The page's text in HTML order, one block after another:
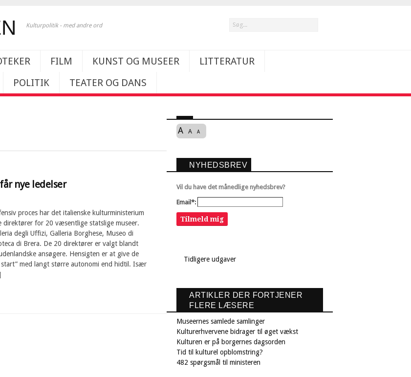
Kulturpolitik - med andre ord
FILM KUNST OG MUSEER
LITTERATUR
POLITIK TEATER OG DANS
nye ledelser
proces har det italienske kulturministerium
for 20 væsentlige statslige museer.
degli Uffizi, Galleria Borghese, Museo di
di Brera. De 20 direktører er valgt blandt
ansøgere. Hensigten er at give de
start” med langt større autonomi end hidtil. Især
A A A
NYHEDSBREV
Vil du have det månedlige nyhedsbrev?
Email*:
Tilmeld mig
Tidligere udgaver
ARTIKLER DER FORTJENER
FLERE LÆSERE
Museernes samlede samlinger
Kulturerhvervene bidrager til øget vækst
Kulturen er på borgernes dagsorden
Tid til kulturel opblomstring?
482 spørgsmål til ministeren